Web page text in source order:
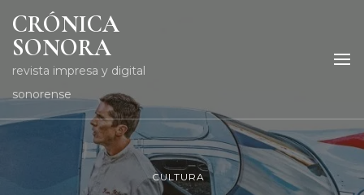
CRÓNICA
SONORA
revista impresa y digital
sonorense
CULTURA